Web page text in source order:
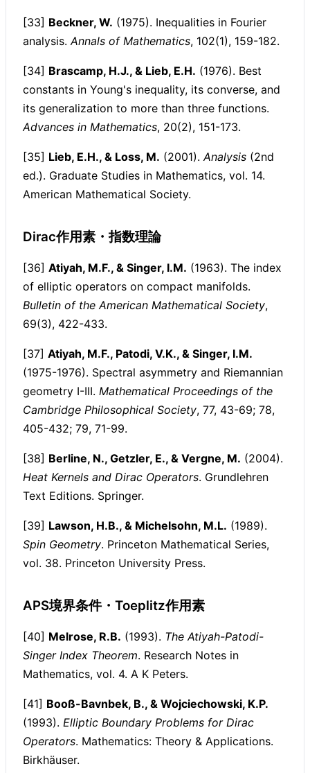
[33] Beckner, W. (1975). Inequalities in Fourier
analysis. Annals of Mathematics, 102(1), 159-182.
[34] Brascamp, H.J., & Lieb, E.H. (1976). Best
constants in Young's inequality, its converse, and
its generalization to more than three functions.
Advances in Mathematics, 20(2), 151-173.
[35] Lieb, E.H., & Loss, M. (2001). Analysis (2nd
ed.). Graduate Studies in Mathematics, vol. 14.
American Mathematical Society.
Dirac作用素・指数理論
[36] Atiyah, M.F., & Singer, I.M. (1963). The index
of elliptic operators on compact manifolds.
Bulletin of the American Mathematical Society,
69(3), 422-433.
[37] Atiyah, M.F., Patodi, V.K., & Singer, I.M.
(1975-1976). Spectral asymmetry and Riemannian
geometry I-III. Mathematical Proceedings of the
Cambridge Philosophical Society, 77, 43-69; 78,
405-432; 79, 71-99.
[38] Berline, N., Getzler, E., & Vergne, M. (2004).
Heat Kernels and Dirac Operators. Grundlehren
Text Editions. Springer.
[39] Lawson, H.B., & Michelsohn, M.L. (1989).
Spin Geometry. Princeton Mathematical Series,
vol. 38. Princeton University Press.
APS境界条件・Toeplitz作用素
[40] Melrose, R.B. (1993). The Atiyah-Patodi-
Singer Index Theorem. Research Notes in
Mathematics, vol. 4. A K Peters.
[41] Booß-Bavnbek, B., & Wojciechowski, K.P.
(1993). Elliptic Boundary Problems for Dirac
Operators. Mathematics: Theory & Applications.
Birkhäuser.